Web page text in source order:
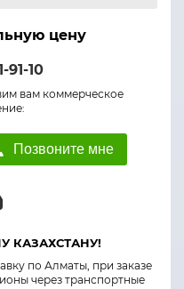
цену
91-10
вам коммерческое
Позвоните мне
КАЗАХСТАНУ!
по Алматы, при заказе
через транспортные